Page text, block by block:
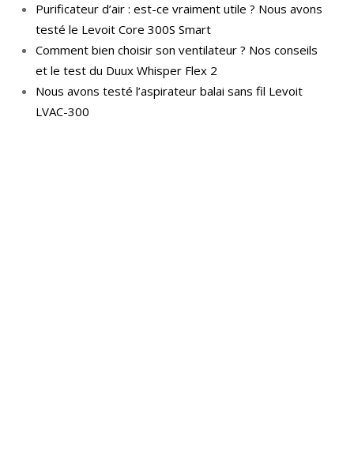
Purificateur d’air : est-ce vraiment utile ? Nous avons
testé le Levoit Core 300S Smart
Comment bien choisir son ventilateur ? Nos conseils
et le test du Duux Whisper Flex 2
Nous avons testé l’aspirateur balai sans fil Levoit
LVAC-300